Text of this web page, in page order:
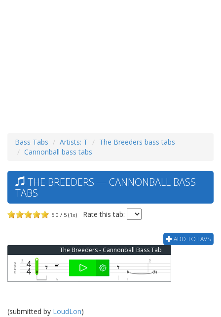
Bass Tabs Artists: T
The Breeders bass tabs
Cannonball bass tabs
THE BREEDERS — CANNONBALL BASS
TABS
5.0 / 5 (1x) Rate this tab:
ADD TO FAVS
The Breeders - Cannonball Bass Tab
(submitted by LoudLon)